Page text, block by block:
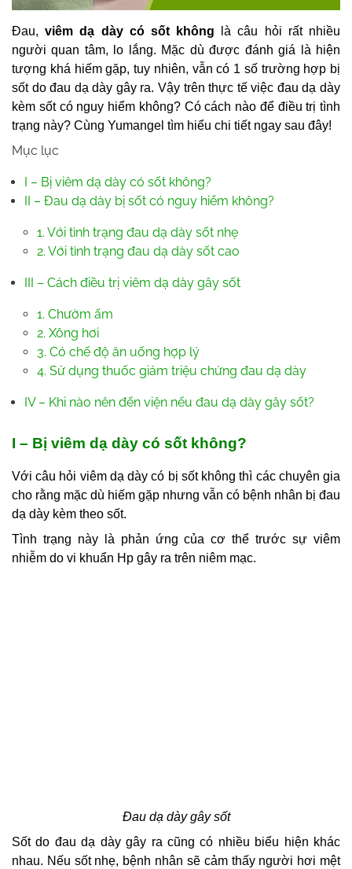
Đau,viêm dạ dày có sốt không là câu hỏi rất nhiều
người quan tâm, lo lắng. Mặc dù được đánh giá là hiện
tượng khá hiếm gặp, tuy nhiên, vẫn có 1 số trường hợp bị
sốt do đau dạ dày gây ra. Vậy trên thực tế việc đau dạ dày
kèm sốt có nguy hiểm không? Có cách nào để điều trị tình
trạng này? Cùng Yumangel tìm hiểu chi tiết ngay sau đây!
Mục lục
I – Bị viêm dạ dày có sốt không?
II – Đau dạ dày bị sốt có nguy hiểm không?
1. Với tình trạng đau dạ dày sốt nhẹ
2. Với tình trạng đau dạ dày sốt cao
III – Cách điều trị viêm dạ dày gây sốt
1. Chườm ấm
2. Xông hơi
3. Có chế độ ăn uống hợp lý
4. Sử dụng thuốc giảm triệu chứng đau dạ dày
IV – Khi nào nên đến viện nếu đau dạ dày gây sốt?
I – Bị viêm dạ dày có sốt không?
Với câu hỏi viêm dạ dày có bị sốt không thì các chuyên gia
cho rằng mặc dù hiếm gặp nhưng vẫn có bệnh nhân bị đau
dạ dày kèm theo sốt.
Tình trạng này là phản ứng của cơ thể trước sự viêm
nhiễm do vi khuẩn Hp gây ra trên niêm mạc.
Đau dạ dày gây sốt
Sốt do đau dạ dày gây ra cũng có nhiều biểu hiện khác
nhau. Nếu sốt nhẹ, bệnh nhân sẽ cảm thấy người hơi mệt